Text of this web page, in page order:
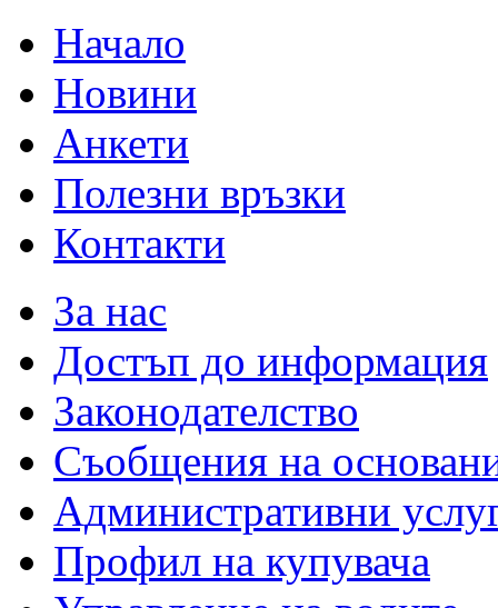
Начало
Новини
Анкети
Полезни връзки
Контакти
За нас
Достъп до информация
Законодателство
Съобщения на
Административни
Профил на купувача